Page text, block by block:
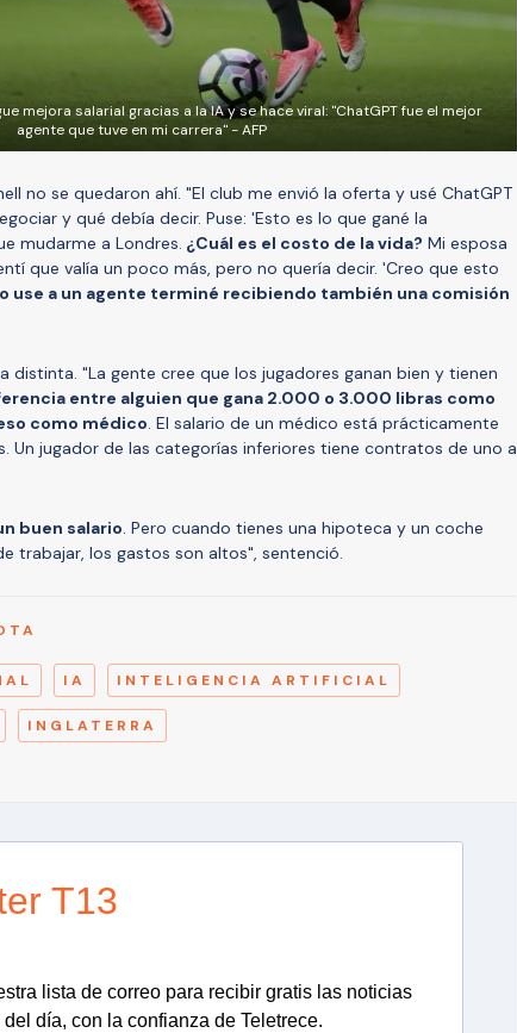
mejora salarial gracias a la IA y se hace viral: "ChatGPT fue el mejor
agente que tuve en mi carrera" - AFP
no se quedaron ahí. "El club me envió la oferta y usé ChatGPT
y qué debía decir. Puse: 'Esto es lo que gané la
mudarme a Londres. ¿Cuál es el costo de la vida? Mi esposa
que valía un poco más, pero no quería decir. 'Creo que esto
use a un agente terminé recibiendo también una comisión
distinta. "La gente cree que los jugadores ganan bien y tienen
entre alguien que gana 2.000 o 3.000 libras como
como médico. El salario de un médico está prácticamente
Un jugador de las categorías inferiores tiene contratos de uno a
buen salario. Pero cuando tienes una hipoteca y un coche
trabajar, los gastos son altos", sentenció.
IA INTELIGENCIA ARTIFICIAL
INGLATERRA
T13
lista de correo para recibir gratis las noticias
día, con la confianza de Teletrece.